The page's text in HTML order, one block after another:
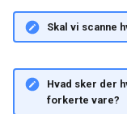
Skal vi scanne
Hvad sker der
forkerte vare?